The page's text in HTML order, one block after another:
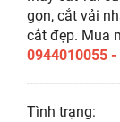
gọn, cắt vải
cắt đẹp. Mua
0944010055
Tình trạng: